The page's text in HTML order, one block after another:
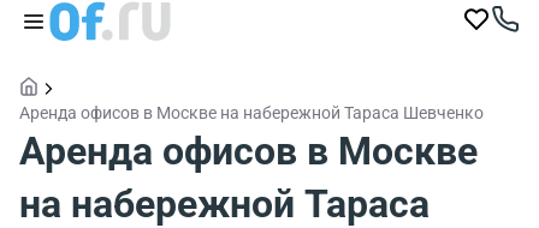
Аренда офисов в Москве на набережной Тараса Шевченко
Аренда офисов в Москве
на набережной Тараса